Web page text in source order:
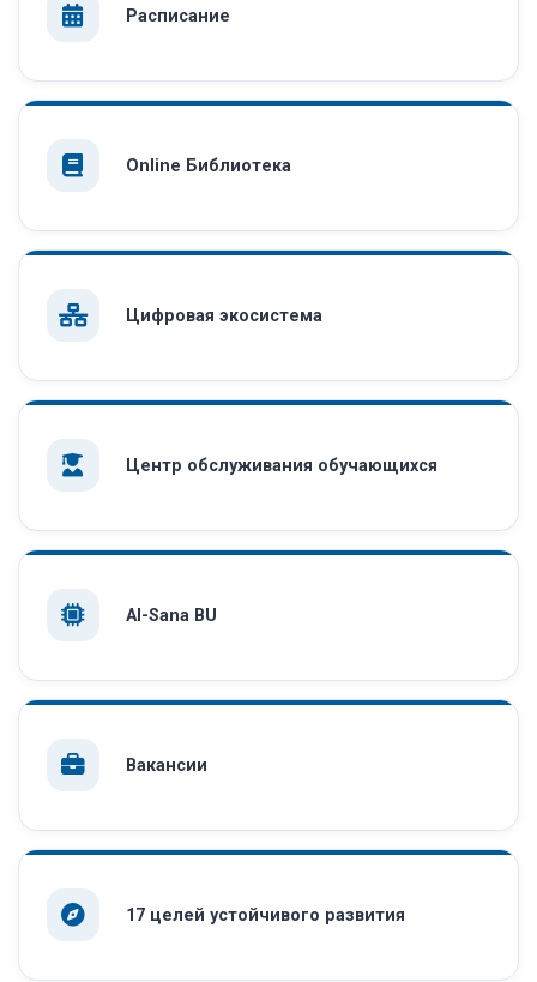
Расписание
Online Библиотека
Цифровая экосистема
Центр обслуживания обучающихся
AI-Sana BU
Вакансии
17 целей устойчивого развития